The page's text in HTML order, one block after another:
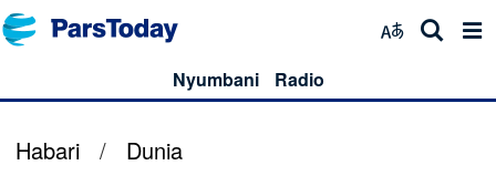
Nyumbani Radio
Habari / Dunia